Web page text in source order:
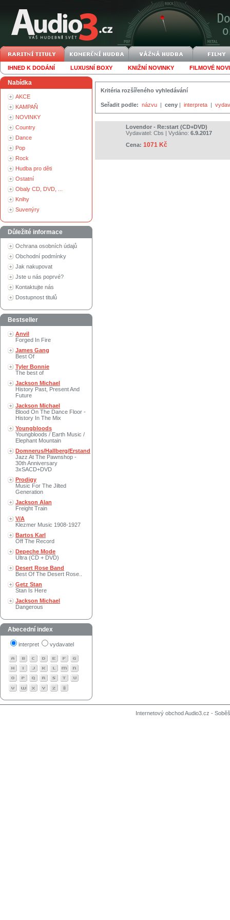
IHNED K DODÁNÍ LUXUSNÍ BOXY KNIŽNÍ NOVINKY FILMOVÉ
Nabídka
AKCE
KAMPAŇ
NOVINKY
Country
Dance
Pop
Rock
Hudba pro děti
Ostatní
Obaly CD, DVD, ...
Knihy
Suvenýry
Důležité informace
Ochrana osobních údajů
Obchodní podmínky
Jak nakupovat
Jste u nás poprvé?
Kontaktujte nás
Dostupnost titulů
Bestseller
Anvil
Forged In Fire
James Gang
Best Of
Tyler Bonnie
The best of
Jackson Michael
History Past, Present And
Future
Jackson Michael
Blood On The Dance Floor -
History In The Mix
Youngbloods
Youngbloods / Earth Music /
Elephant Mountain
Domnerus/Hallberg/Erstand
Jazz At The Pawnshop -
30th Anniversary
3xSACD+DVD
Prodigy
Music For The Jilted
Generation
Jackson Alan
Freight Train
V/A
Klezmer Music 1908-1927
Bartos Karl
Off The Record
Depeche Mode
Ultra (CD + DVD)
Desert Rose Band
Best Of The Desert Rose..
Getz Stan
Stan Is Here
Jackson Michael
Dangerous
Abecední index
interpret vydavatel
Kritéria rozšířeného vyhledávání
Seřadit podle: názvu | ceny | interpreta |
Lovendor - Re:start (CD+DVD)
Vydavatel: Cbs | Vydáno: 6.9.2017
Cena: 1071 Kč
Internetový obchod Audio3.cz -